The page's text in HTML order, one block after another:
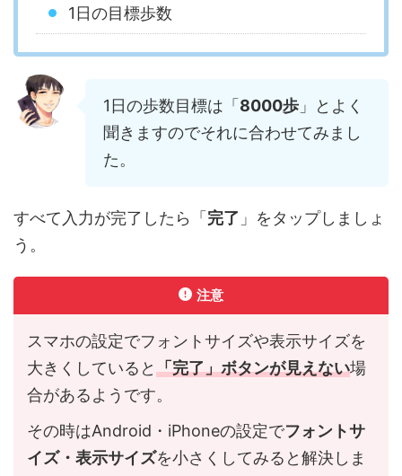
1日の目標歩数
1日の歩数目標は「 8000歩 」とよく
聞きますのでそれに合わせてみまし
た。
すべて入力が完了したら「 完了 」をタップしましょ
う。
注意
スマホの設定でフォントサイズや表示サイズを
大きくしていると「完了」ボタンが見えない場
合があるようです。
その時はAndroid・iPhoneの設定でフォントサ
イズ・表示サイズを小さくしてみると解決しま